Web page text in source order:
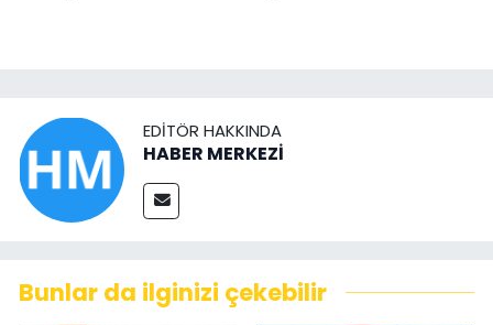
EDITÖR HAKKINDA
HABER MERKEZİ
Bunlar da ilginizi çekebilir